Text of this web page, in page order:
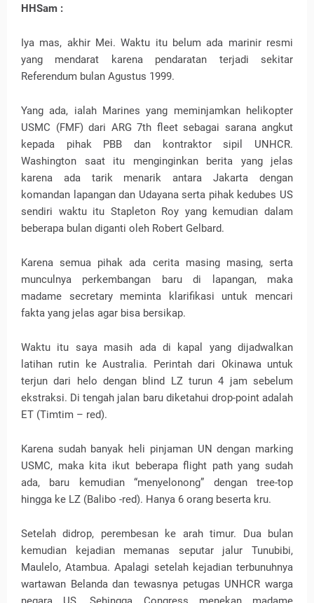
HHSam :
Iya mas, akhir Mei. Waktu itu belum ada marinir resmi
yang mendarat karena pendaratan terjadi sekitar
Referendum bulan Agustus 1999.
Yang ada, ialah Marines yang meminjamkan helikopter
USMC (FMF) dari ARG 7th fleet sebagai sarana angkut
kepada pihak PBB dan kontraktor sipil UNHCR.
Washington saat itu menginginkan berita yang jelas
karena ada tarik menarik antara Jakarta dengan
komandan lapangan dan Udayana serta pihak kedubes US
sendiri waktu itu Stapleton Roy yang kemudian dalam
beberapa bulan diganti oleh Robert Gelbard.
Karena semua pihak ada cerita masing masing, serta
munculnya perkembangan baru di lapangan, maka
madame secretary meminta klarifikasi untuk mencari
fakta yang jelas agar bisa bersikap.
Waktu itu saya masih ada di kapal yang dijadwalkan
latihan rutin ke Australia. Perintah dari Okinawa untuk
terjun dari helo dengan blind LZ turun 4 jam sebelum
ekstraksi. Di tengah jalan baru diketahui drop-point adalah
ET (Timtim – red).
Karena sudah banyak heli pinjaman UN dengan marking
USMC, maka kita ikut beberapa flight path yang sudah
ada, baru kemudian “menyelonong” dengan tree-top
hingga ke LZ (Balibo -red). Hanya 6 orang beserta kru.
Setelah didrop, perembesan ke arah timur. Dua bulan
kemudian kejadian memanas seputar jalur Tunubibi,
Maulelo, Atambua. Apalagi setelah kejadian terbunuhnya
wartawan Belanda dan tewasnya petugas UNHCR warga